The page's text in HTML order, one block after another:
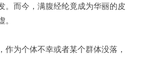
。而今，满腹经纶竟成为华丽的皮
为个体不幸或者某个群体没落，